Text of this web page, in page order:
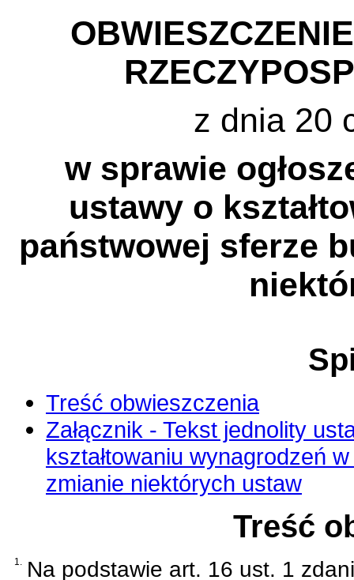
z dnia 20
w sprawie
ustawy o
państwowej sferze
Treść obwieszczenia
Załącznik - Tekst jednolity
kształtowaniu wynagrodzeń
zmianie niektórych ustaw
Treść
1. Na podstawie art. 16 ust. 1